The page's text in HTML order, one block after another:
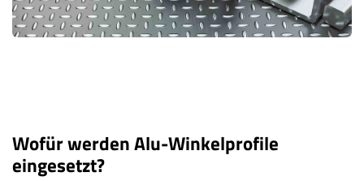
Wofür werden Alu-Winkelprofile
eingesetzt?